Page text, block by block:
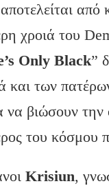
χροιά του
’s Only Black”
και των
να βιώσουν
του κόσμου
Krisiun,